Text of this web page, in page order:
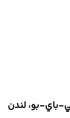
باي-بو، لندن